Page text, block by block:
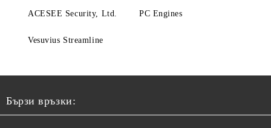
ACESEE Security, Ltd. PC Engines
Vesuvius Streamline
Бързи връзки: